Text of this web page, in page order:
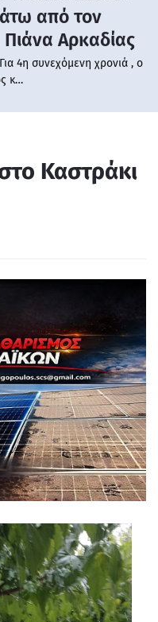
από τον
Αρκαδίας
4η συνεχόμενη χρονιά , ο
κ…
Καστράκι